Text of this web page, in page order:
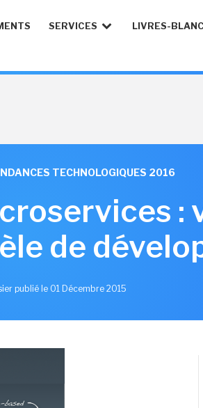
SERVICES LIVRES-
TECHNOLOGIQUES 2016
:
de
publié le 01 Décembre 2015